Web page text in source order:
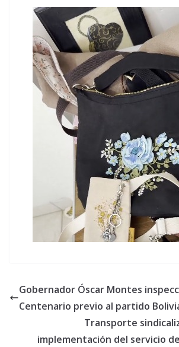
Gobernador Óscar Montes
Centenario previo al partido
Transporte
implementación del servicio